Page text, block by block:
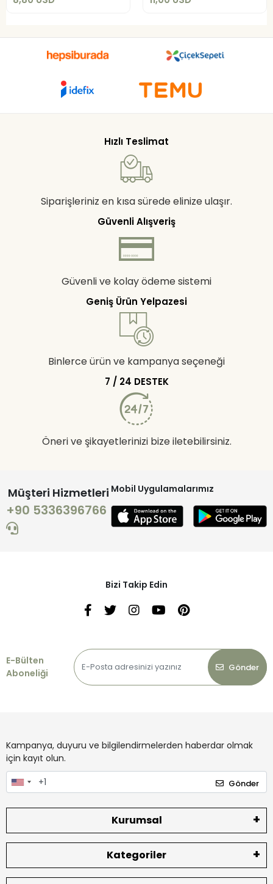
Hızlı Teslimat
Siparişleriniz en kısa sürede elinize ulaşır.
Güvenli Alışveriş
Güvenli ve kolay ödeme sistemi
Geniş Ürün Yelpazesi
Binlerce ürün ve kampanya seçeneği
7 / 24 DESTEK
Öneri ve şikayetlerinizi bize iletebilirsiniz.
Müşteri Hizmetleri
+90 5336396766
Mobil Uygulamalarımız
Bizi Takip Edin
E-Bülten
Aboneliği
Gönder
Kampanya, duyuru ve bilgilendirmelerden haberdar olmak
için kayıt olun.
Gönder
Kurumsal
Kategoriler